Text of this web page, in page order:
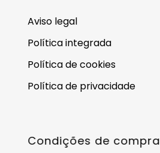
Aviso legal
Política integrada
Política de cookies
Política de privacidade
Condições de compra